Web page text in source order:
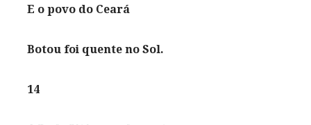
E o povo do Ceará
Botou foi quente no Sol.
14